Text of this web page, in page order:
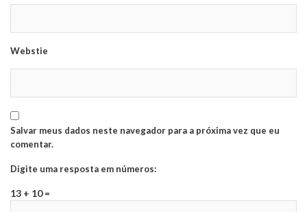
Webstie
Salvar meus dados neste navegador para a próxima vez que eu
comentar.
Digite uma resposta em números:
13 + 10 =